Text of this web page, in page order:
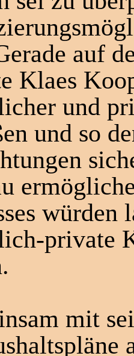
auf
Klaes
und
und so
private
mit